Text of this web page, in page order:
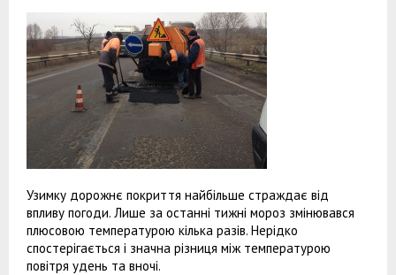
Узимку дорожнє покриття найбільше страждає від
впливу погоди. Лише за останні тижні мороз змінювався
плюсовою температурою кілька разів. Нерідко
спостерігається і значна різниця між температурою
повітря удень та вночі.